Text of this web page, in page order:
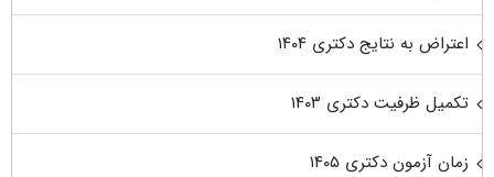
اعتراض به نتایج دکتری ۱۴۰۴
تکمیل ظرفیت دکتری ۱۴۰۳
زمان آزمون دکتری ۱۴۰۵